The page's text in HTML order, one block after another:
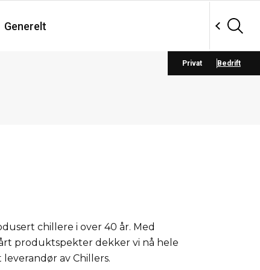
Generelt
Privat Bedrift
chillere i over 40 år. Med
produktspekter dekker vi nå hele
av Chillers.